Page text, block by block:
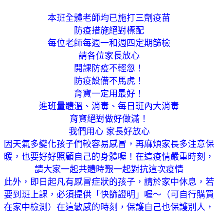
本班全體老師均已施打三劑疫苗
防疫措施絕對標配
每位老師每週一和週四定期篩檢
請各位家長放心
開課防疫不輕忽！
防疫設備不馬虎！
育寶一定用最好！
進班量體溫、消毒、每日班內大消毒
育寶絕對做好做滿！
我們用心 家長好放心
因天氣多變化孩子們較容易感冒，再麻煩家長多注意保
暖，也要好好照顧自己的身體喔！在這疫情嚴重時刻，
請大家一起共體時艱一起對抗這次疫情
此外，即日起凡有感冒症狀的孩子，請於家中休息，若
要到班上課，必須提供「快篩證明」喔～（可自行購買
在家中檢測）在這敏感的時刻，保護自己也保護別人，